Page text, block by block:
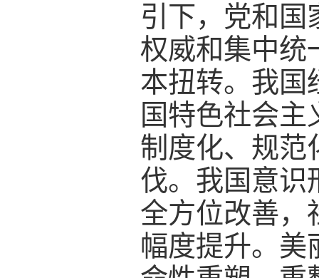
引下，党和国
权威和集中统
本扭转。我国
国特色社会
制度化、规范
伐。我国意识
全方位改善，
幅度提升。美